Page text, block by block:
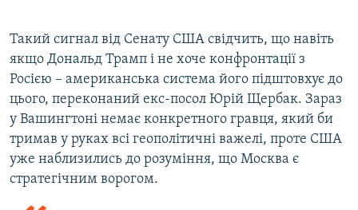
Такий сигнал від Сенату США свідчить, що навіть
якщо Дональд Трамп і не хоче конфронтації з
Росією – американська система його підштовхує до
цього, переконаний екс-посол Юрій Щербак. Зараз
у Вашингтоні немає конкретного гравця, який би
тримав у руках всі геополітичні важелі, проте США
уже наблизились до розуміння, що Москва є
стратегічним ворогом.